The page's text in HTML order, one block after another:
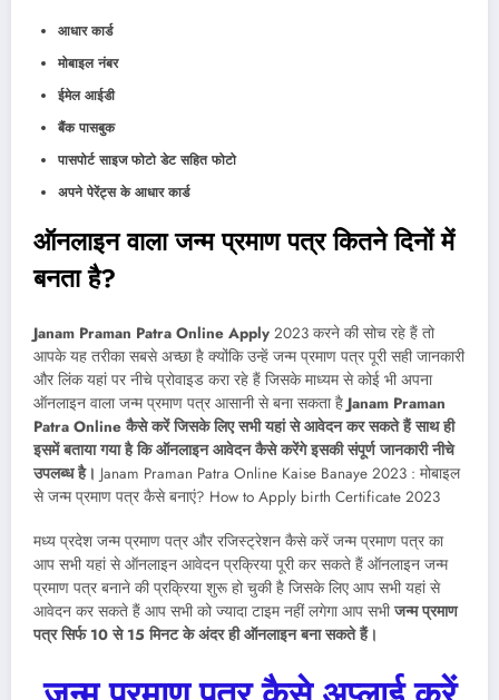
आधार कार्ड
मोबाइल नंबर
ईमेल आईडी
बैंक पासबुक
पासपोर्ट साइज फोटो डेट सहित फोटो
अपने पेरेंट्स के आधार कार्ड
ऑनलाइन वाला जन्म प्रमाण पत्र कितने दिनों में
बनता है?
Janam Praman Patra Online Apply 2023 करने की सोच रहे हैं तो
आपके यह तरीका सबसे अच्छा है क्योंकि उन्हें जन्म प्रमाण पत्र पूरी सही जानकारी
और लिंक यहां पर नीचे प्रोवाइड करा रहे हैं जिसके माध्यम से कोई भी अपना
ऑनलाइन वाला जन्म प्रमाण पत्र आसानी से बना सकता है Janam Praman
Patra Online कैसे करें जिसके लिए सभी यहां से आवेदन कर सकते हैं साथ ही
इसमें बताया गया है कि ऑनलाइन आवेदन कैसे करेंगे इसकी संपूर्ण जानकारी नीचे
उपलब्ध है। Janam Praman Patra Online Kaise Banaye 2023 : मोबाइल
से जन्म प्रमाण पत्र कैसे बनाएं? How to Apply birth Certificate 2023
मध्य प्रदेश जन्म प्रमाण पत्र और रजिस्ट्रेशन कैसे करें जन्म प्रमाण पत्र का
आप सभी यहां से ऑनलाइन आवेदन प्रक्रिया पूरी कर सकते हैं ऑनलाइन जन्म
प्रमाण पत्र बनाने की प्रक्रिया शुरू हो चुकी है जिसके लिए आप सभी यहां से
आवेदन कर सकते हैं आप सभी को ज्यादा टाइम नहीं लगेगा आप सभीजन्म प्रमाण
पत्र सिर्फ 10 से 15 मिनट के अंदर ही ऑनलाइन बना सकते हैं।